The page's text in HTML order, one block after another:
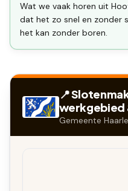
Wat we vaak horen uit
dat het zo snel en zonder
het kan zonder boren.
📍
werkgebied
Gemeente